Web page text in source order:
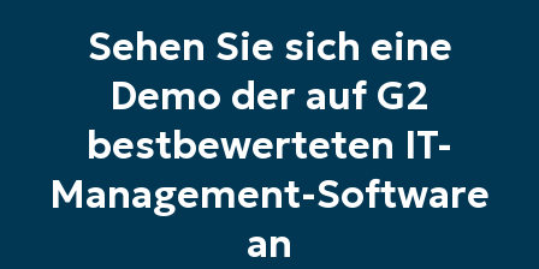
Sehen Sie sich eine
Demo der auf G2
bestbewerteten IT-
Management-Software
an
Company
name*